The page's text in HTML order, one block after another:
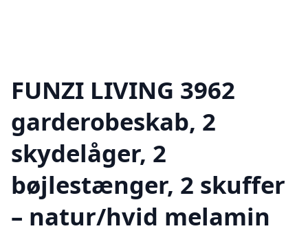
FUNZI LIVING 3962
garderobeskab, 2
skydelåger, 2
bøjlestænger, 2 skuffer
– natur/hvid melamin